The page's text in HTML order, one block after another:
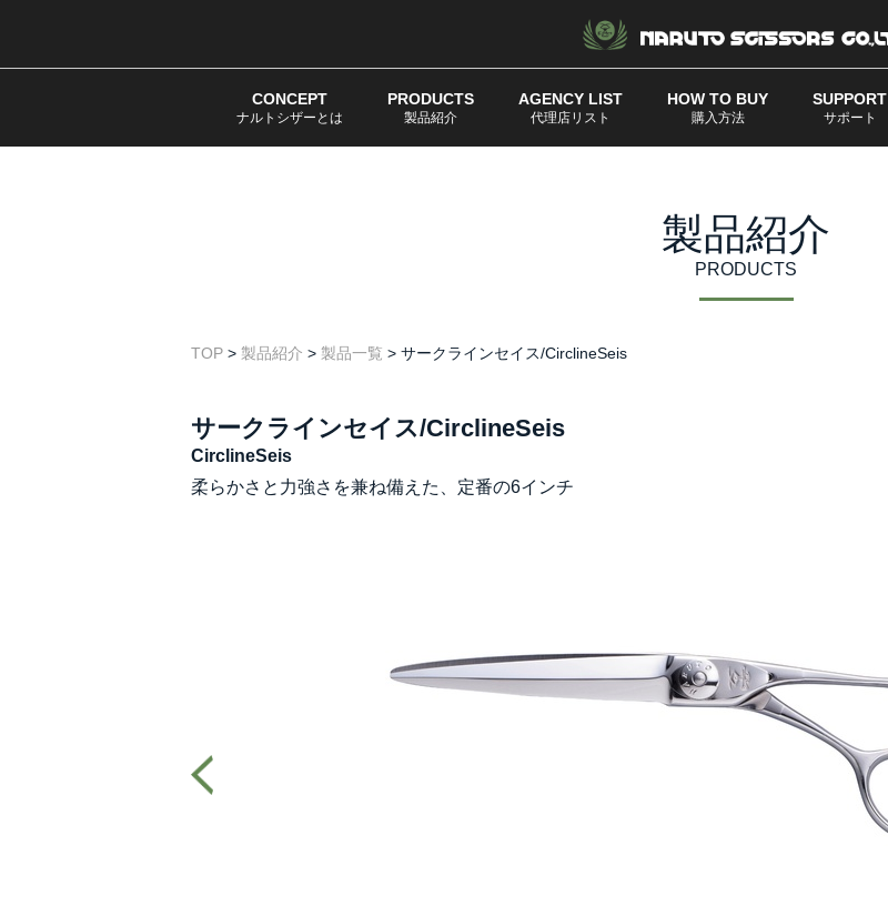
CONCEPT
ナルトシザーとは
PRODUCTS
製品紹介
AGENCY LIST
代理店リスト
HOW TO BUY
購入方法
SUPPORT
サポート
製品紹介
PRODUCTS
TOP > 製品紹介 > 製品一覧 > サークラインセイス/CirclineSeis
サークラインセイス/CirclineSeis
CirclineSeis
柔らかさと力強さを兼ね備えた、定番の6インチ